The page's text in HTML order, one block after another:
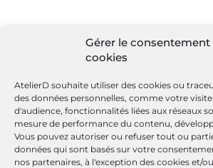
Gérer le consentement
cookies
AtelierD souhaite utiliser des cookies ou
des données personnelles, comme votre
d'audience, fonctionnalités liées aux réseaux
mesure de performance du contenu,
Vous pouvez autoriser ou refuser tout ou
données qui sont basés sur votre
nos partenaires, à l'exception des cookies et/